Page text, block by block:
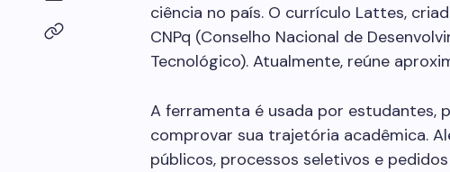
ciência no país. O currículo Lattes,
CNPq (Conselho Nacional de
Tecnológico). Atualmente, reúne
A ferramenta é usada por estudantes,
comprovar sua trajetória acadêmica.
públicos, processos seletivos e